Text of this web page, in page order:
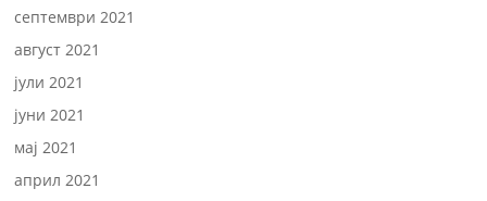
септември 2021
август 2021
јули 2021
јуни 2021
мај 2021
април 2021